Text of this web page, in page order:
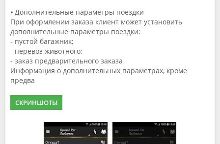
⦁ Дополнительные параметры поездки
При оформлении заказа клиент может установить
дополнительные параметры поездки:
- пустой багажник;
- перевоз животного;
- заказ предварительного заказа
Информация о дополнительных параметрах, кроме
предва
СКРИНШОТЫ